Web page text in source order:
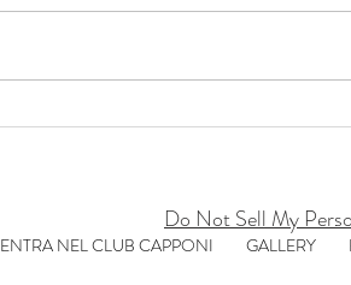
ENTRA NEL CLUB CAPPONI GALLERY
Do Not Sell My